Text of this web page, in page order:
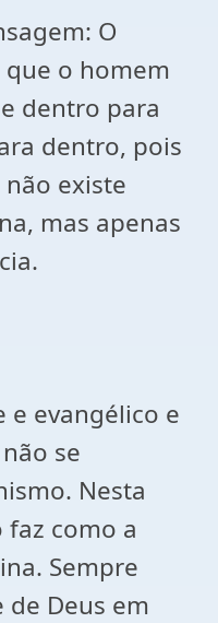
O
o homem
dentro para
dentro, pois
existe
mas apenas
e evangélico e
se
Nesta
como a
Sempre
Deus em